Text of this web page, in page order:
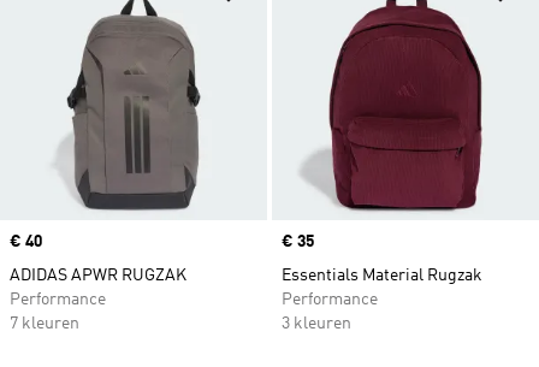
Price
€ 40
ADIDAS APWR RUGZAK
Performance
7 kleuren
Price
€ 35
Essentials Material Rugzak
Performance
3 kleuren